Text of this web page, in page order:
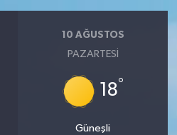
10 AĞUSTOS
PAZARTESI
18°
Güneşli